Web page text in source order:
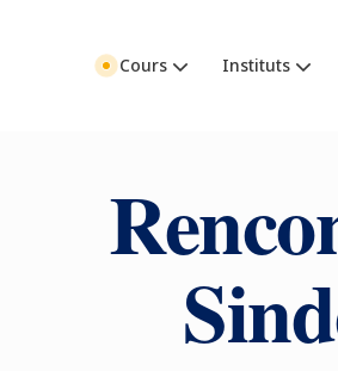
Cours Instituts